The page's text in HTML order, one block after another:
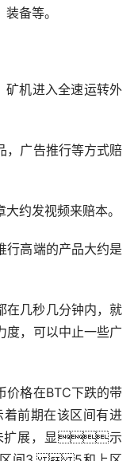
备等。
矿机进入全速运转外
广告推行等方式赔
约发视频来赔本。
行高端的产品大约是
几秒几分钟内，就
度，可以中止一些广
价格在BTC下跌的带
前期在该区间有进
扩展，显示